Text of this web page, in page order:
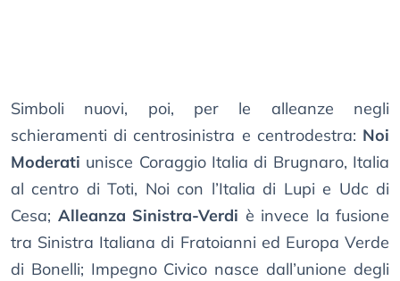
Simboli nuovi, poi, per le alleanze negli
schieramenti di centrosinistra e centrodestra: Noi
Moderati unisce Coraggio Italia di Brugnaro, Italia
al centro di Toti, Noi con l’Italia di Lupi e Udc di
Cesa; Alleanza Sinistra-Verdi è invece la fusione
tra Sinistra Italiana di Fratoianni ed Europa Verde
di Bonelli; Impegno Civico nasce dall’unione degli